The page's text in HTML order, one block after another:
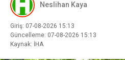
Neslihan Kaya
Giriş: 07-08-2026 15:13
Güncelleme: 07-08-2026 15:13
Kaynak: İHA